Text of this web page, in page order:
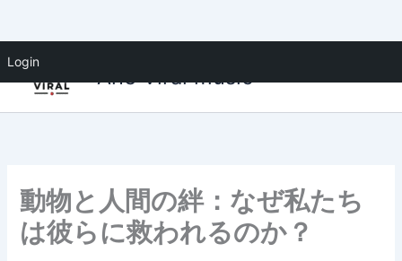
Login
para
conteúdo
Ane Viral music
動物と人間の絆：なぜ私たち
は彼らに救われるのか？